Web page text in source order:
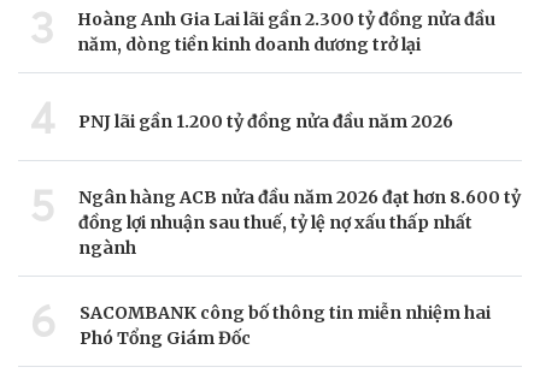
3
Hoàng Anh Gia Lai lãi gần 2.300 tỷ đồng nửa đầu
năm, dòng tiền kinh doanh dương trở lại
4 PNJ lãi gần 1.200 tỷ đồng nửa đầu năm 2026
5
Ngân hàng ACB nửa đầu năm 2026 đạt hơn 8.600 tỷ
đồng lợi nhuận sau thuế, tỷ lệ nợ xấu thấp nhất
ngành
6
SACOMBANK công bố thông tin miễn nhiệm hai
Phó Tổng Giám Đốc